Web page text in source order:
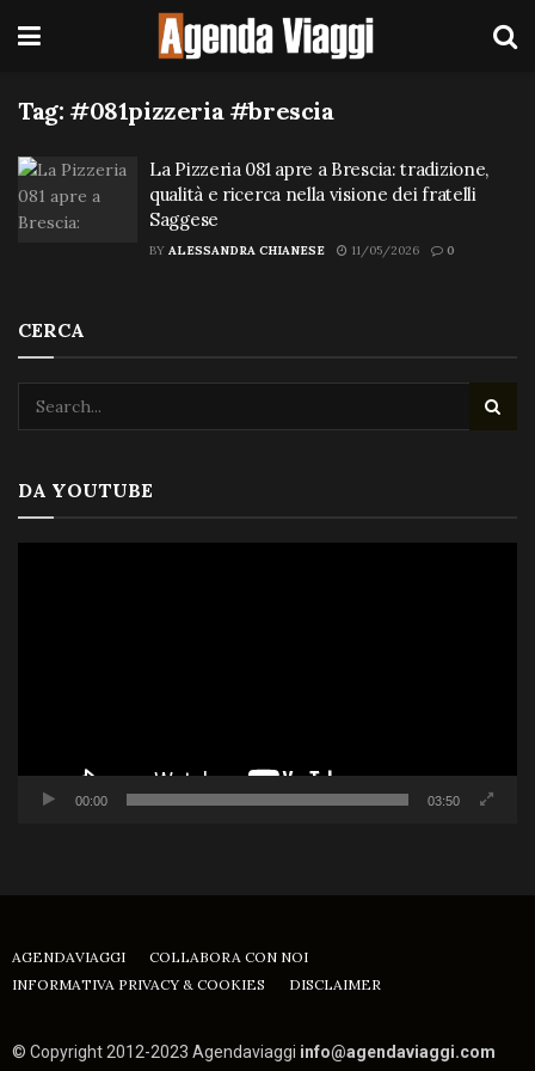
Tag: #081pizzeria #brescia
La Pizzeria 081 apre a Brescia: tradizione,
qualità e ricerca nella visione dei fratelli
Saggese
BY ALESSANDRA CHIANESE 11/05/2026 0
CERCA
DA YOUTUBE
00:00 03:50
AGENDAVIAGGI
COLLABORA CON NOI
INFORMATIVA PRIVACY & COOKIES
DISCLAIMER
© Copyright 2012-2023 Agendaviaggi info@agendaviaggi.com